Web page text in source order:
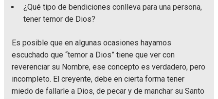
¿Qué tipo de bendiciones conlleva para una persona,
tener temor de Dios?
Es posible que en algunas ocasiones hayamos
escuchado que “temor a Dios” tiene que ver con
reverenciar su Nombre, ese concepto es verdadero, pero
incompleto. El creyente, debe en cierta forma tener
miedo de fallarle a Dios, de pecar y de manchar su Santo